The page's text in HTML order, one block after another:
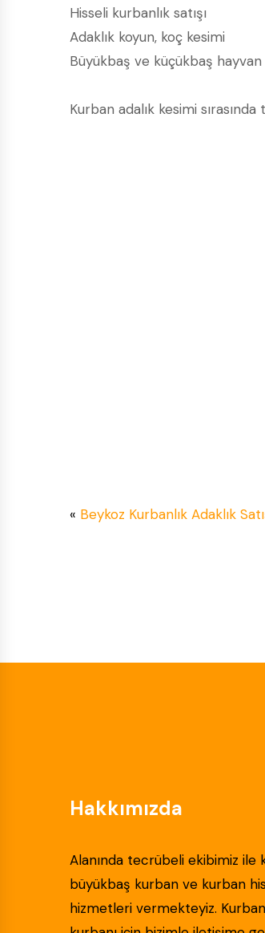
Hisseli kurbanlık satışı
Adaklık koyun, koç kesimi
Büyükbaş ve küçükbaş
Kurban adalık kesimi
« Beykoz Kurbanlık Adaklık
Hakkımızda
Alanında tecrübeli ekibimiz ile
büyükbaş kurban ve kurban
hizmetleri vermekteyiz.